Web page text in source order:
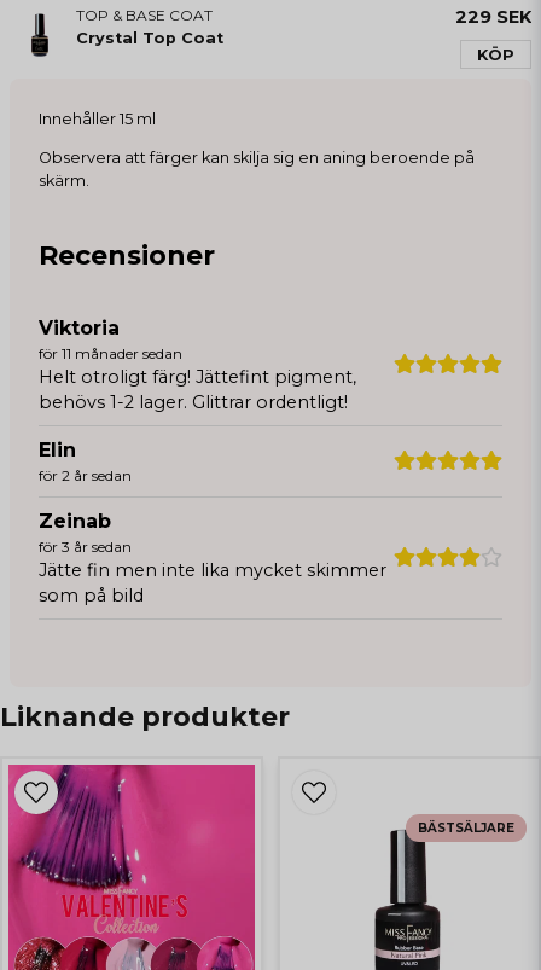
TOP & BASE COAT
Crystal Top Coat
229 SEK
KÖP
Innehåller 15 ml
Observera att färger kan skilja sig en aning beroende på
skärm.
Recensioner
Viktoria
för 11 månader sedan
Helt otroligt färg! Jättefint pigment,
behövs 1-2 lager. Glittrar ordentligt!
Elin
för 2 år sedan
Zeinab
för 3 år sedan
Jätte fin men inte lika mycket skimmer
som på bild
Liknande produkter
BÄSTSÄLJARE